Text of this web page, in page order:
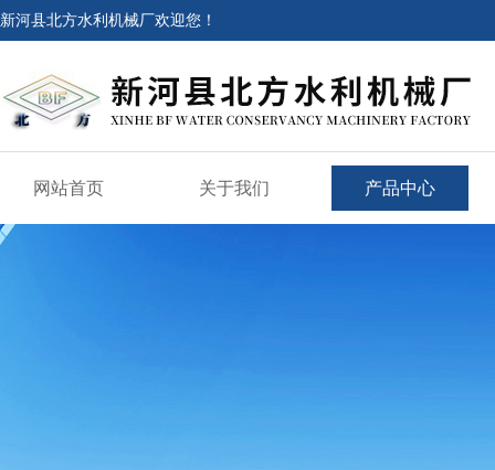
新河县北方水利机械厂欢迎您！
网站首页 关于我们 产品中心